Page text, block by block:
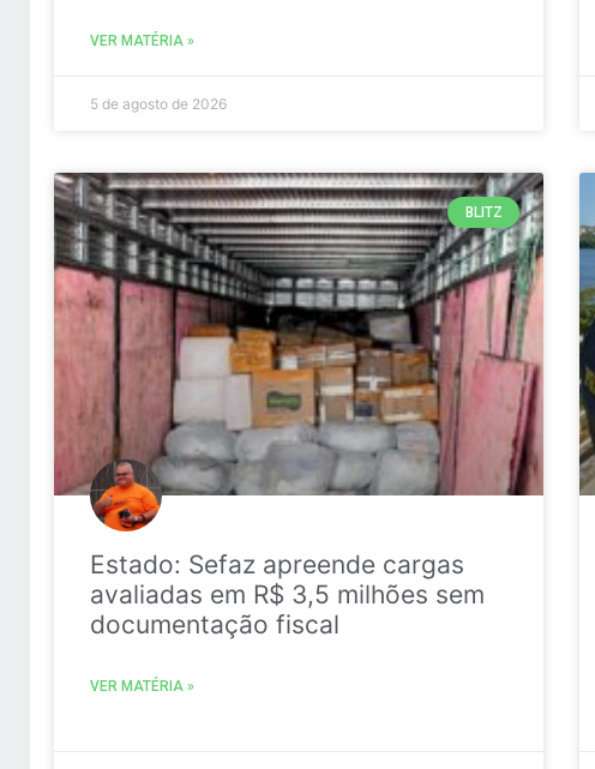
VER MATÉRIA »
5 de agosto de 2026
BLITZ
Estado: Sefaz apreende cargas
avaliadas em R$ 3,5 milhões sem
documentação fiscal
VER MATÉRIA »